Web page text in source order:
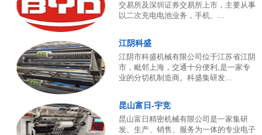
交易所及深圳证券交易所上市，主要从事
以二次充电电池业务，手机、...
江阴科盛
江阴市科盛机械有限公司位于江苏省江阴
市，毗邻上海，交通十分便利,是一家专
业的分切机制造商。科盛集研发...
昆山富日-宇竞
昆山富日精密机械有限公司是一家集研
发、生产、销售、服务为一体的专业电子